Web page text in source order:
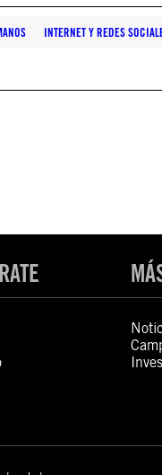
INTERNET Y REDES